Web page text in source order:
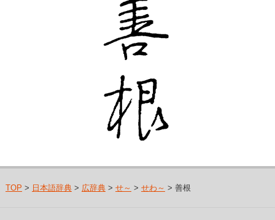
TOP > 日本語辞典> 広辞典> せ～ > せわ～ > 善根